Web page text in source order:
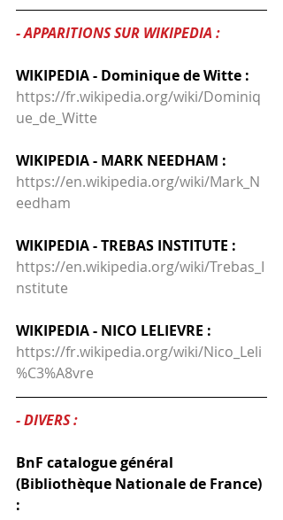
- APPARITIONS SUR WIKIPEDIA :
WIKIPEDIA - Dominique de Witte :
https://fr.wikipedia.org/wiki/Dominiq
ue_de_Witte
WIKIPEDIA - MARK NEEDHAM :
https://en.wikipedia.org/wiki/Mark_N
eedham
WIKIPEDIA - TREBAS INSTITUTE :
https://en.wikipedia.org/wiki/Trebas_I
nstitute
WIKIPEDIA - NICO LELIEVRE :
https://fr.wikipedia.org/wiki/Nico_Leli
%C3%A8vre
- DIVERS :
BnF catalogue général
(Bibliothèque Nationale de France)
: